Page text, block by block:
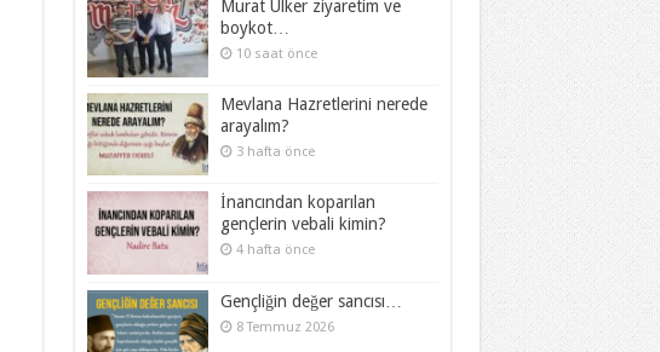
Murat Ülker ziyaretim ve
boykot…
10 saat önce
Mevlana Hazretlerini nerede
arayalım?
3 hafta önce
İnancından koparılan
gençlerin vebali kimin?
4 hafta önce
Gençliğin değer sancısı…
8 Temmuz 2026